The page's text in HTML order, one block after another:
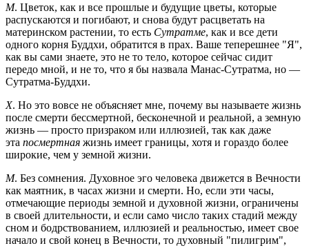
М. Цветок, как и все прошлые и будущие цветы, которые
распускаются и погибают, и снова будут расцветать на
материнском растении, то есть Сутратме, как и все дети
одного корня Буддхи, обратится в прах. Ваше теперешнее "Я",
как вы сами знаете, это не то тело, которое сейчас сидит
передо мной, и не то, что я бы назвала Манас-Сутратма, но —
Сутратма-Буддхи.
Х. Но это вовсе не объясняет мне, почему вы называете жизнь
после смерти бессмертной, бесконечной и реальной, а земную
жизнь — просто призраком или иллюзией, так как даже
эта посмертная жизнь имеет границы, хотя и гораздо более
широкие, чем у земной жизни.
М. Без сомнения. Духовное эго человека движется в Вечности
как маятник, в часах жизни и смерти. Но, если эти часы,
отмечающие периоды земной и духовной жизни, ограничены
в своей длительности, и если само число таких стадий между
сном и бодрствованием, иллюзией и реальностью, имеет свое
начало и свой конец в Вечности, то духовный "пилигрим",